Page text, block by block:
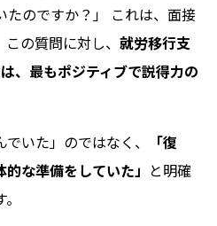
たのですか？」 これは、面接
の質問に対し、 就労移行支
、最もポジティブで説得力の
いた」のではなく、
「復
な準備をしていた」
と明確